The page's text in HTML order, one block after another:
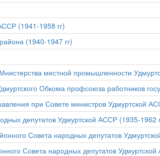
(1941-1958 гг)
(1940-1947 гг)
местной промышленности
Обкома профсоюза работников
при Совете министров Удмуртской
депутатов Удмуртской АССР (1935-1962
Совета народных депутатов
Совета народных депутатов